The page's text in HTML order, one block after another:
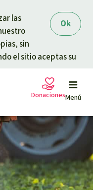
Ok
las
sin
el sitio aceptas su
Menú
Donaciones